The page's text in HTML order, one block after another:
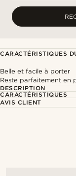
CARACTÉRISTIQUES
Belle et facile à porter
Reste parfaitement en
DESCRIPTION
CARACTÉRISTIQUES
AVIS CLIENT